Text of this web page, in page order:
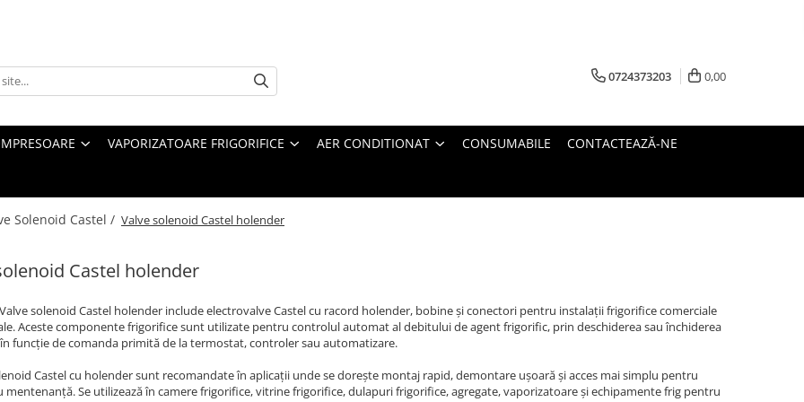
0724373203 0,00
VAPORIZATOARE FRIGORIFICE AER CONDITIONAT CONSUMABILE CONTACTEAZĂ-NE
Solenoid Castel / Valve solenoid Castel holender
Castel holender
solenoid Castel holender include electrovalve Castel cu racord holender, bobine și conectori pentru instalații frigorifice comerciale
Aceste componente frigorifice sunt utilizate pentru controlul automat al debitului de agent frigorific, prin deschiderea sau închiderea
funcție de comanda primită de la termostat, controler sau automatizare.
Castel cu holender sunt recomandate în aplicații unde se dorește montaj rapid, demontare ușoară și acces mai simplu pentru
mentenanță. Se utilizează în camere frigorifice, vitrine frigorifice, dulapuri frigorifice, agregate, vaporizatoare și echipamente frig pentru